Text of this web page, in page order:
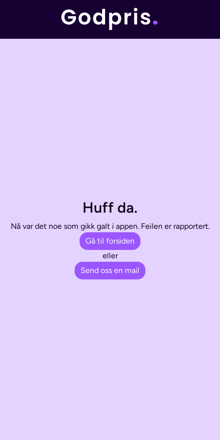
Huff da.
Nå var det noe som gikk galt i appen. Feilen er rapportert.
Gå til forsiden
eller
Send oss en mail